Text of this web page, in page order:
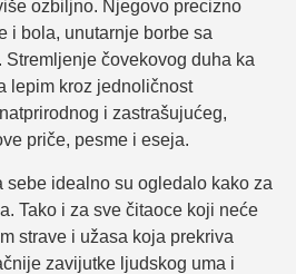
ozbiljno. Njegovo precizno
i bola, unutarnje borbe sa
čovekovog duha ka
lepim kroz jednoličnost
i zastrašujućeg,
priče, pesme i eseja.
sebe idealno su ogledalo kako za
Tako i za sve čitaoce koji neće
strave i užasa koja prekriva
zavijutke ljudskog uma i